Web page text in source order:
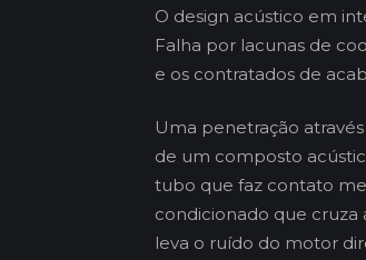
O design acústico em
Falha por lacunas de
e os contratados de
Uma penetração
de um composto
tubo que faz contato
condicionado que cruza
leva o ruído do motor